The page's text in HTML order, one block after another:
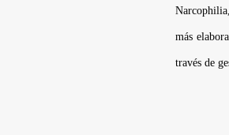
Narcophilia
más
través de